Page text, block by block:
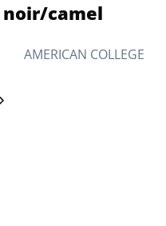
AMERICAN COLLEGE